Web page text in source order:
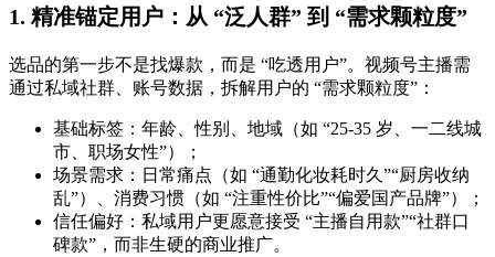
1. 精准锚定用户：从 “泛人群” 到 “需求颗粒度”
选品的第一步不是找爆款，而是 “吃透用户”。视频号主播需
通过私域社群、账号数据，拆解用户的 “需求颗粒度”：
基础标签：年龄、性别、地域（如 “25-35 岁、一二线城
市、职场女性”）；
场景需求：日常痛点（如 “通勤化妆耗时久”“厨房收纳
乱”）、消费习惯（如 “注重性价比”“偏爱国产品牌”）；
信任偏好：私域用户更愿意接受 “主播自用款”“社群口
碑款”，而非生硬的商业推广。